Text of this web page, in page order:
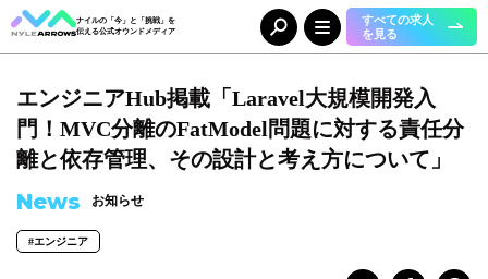
ナイルの「今」と「挑戦」を
伝える公式オウンドメディア
すべての求人
を見る
Category カテゴリ
人（65） 事業（36）
組織（37）
Tag タグ
エンジニアHub掲載「Laravel大規模開発入
門！MVC分離のFatModel問題に対する責任分
離と依存管理、その設計と考え方について」
News お知らせ
#エンジニア